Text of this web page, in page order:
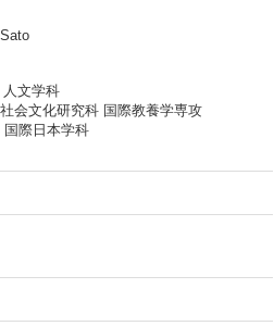
文学科
文化研究科 国際教養学専攻
際日本学科